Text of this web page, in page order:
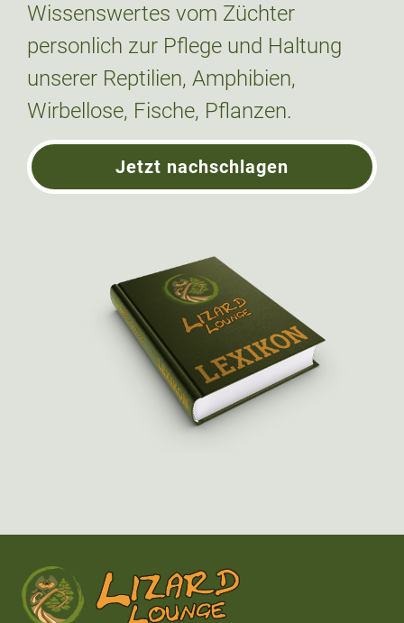
Wissenswertes vom Züchter
personlich zur Pflege und Haltung
unserer Reptilien, Amphibien,
Wirbellose, Fische, Pflanzen.
Jetzt nachschlagen